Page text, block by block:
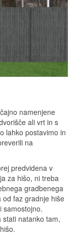
namenjene
ali vrt in s
lahko postavimo in
na
predvidena v
za hišo, ni treba
gradbenega
od faz gradnje hiše
samostojno.
natanko tam,